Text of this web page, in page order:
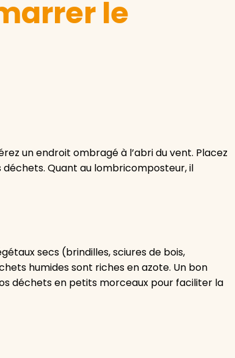
le
un endroit ombragé à l’abri du vent. Placez
Quant au lombricomposteur, il
secs (brindilles, sciures de bois,
humides sont riches en azote. Un bon
déchets en petits morceaux pour faciliter la